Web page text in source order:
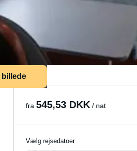
billede
fra545,53 DKK / nat
Vælg rejsedatoer